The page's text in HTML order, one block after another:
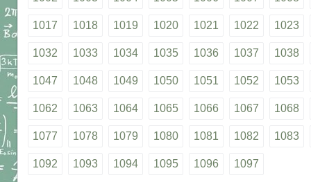
1017 1018 1019 1020 1021 1022 1023
1032 1033 1034 1035 1036 1037 1038
1047 1048 1049 1050 1051 1052 1053
1062 1063 1064 1065 1066 1067 1068
1077 1078 1079 1080 1081 1082 1083
1092 1093 1094 1095 1096 1097